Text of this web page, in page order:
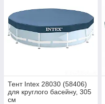
Тент Intex 28030 (58406)
для круглого басейну, 305
см